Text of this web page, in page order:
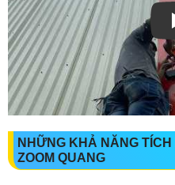
NHỮNG KHẢ NĂNG
ZOOM QUANG